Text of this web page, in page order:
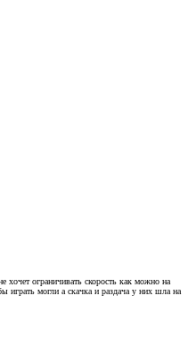
хочет ограничивать скорость как можно на
играть могли а скачка и раздача у них шла на